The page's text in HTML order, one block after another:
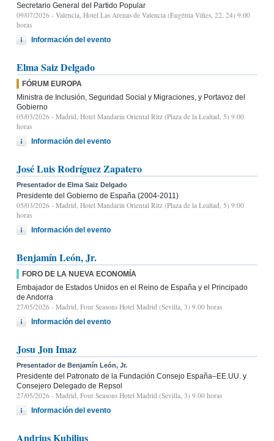
Secretario General del Partido Popular
09/07/2026 - Valencia, Hotel Las Arenas de Valencia (Eugènia Viñes, 22, 24) 9.00
horas
Información del evento
Elma Saiz Delgado
FÓRUM EUROPA
Ministra de Inclusión, Seguridad Social y Migraciones, y Portavoz del
Gobierno
05/03/2026 - Madrid, Hotel Mandarin Oriental Ritz (Plaza de la Lealtad, 5) 9:00
horas
Información del evento
José Luis Rodríguez Zapatero
Presentador de Elma Saiz Delgado
Presidente del Gobierno de España (2004-2011)
05/03/2026 - Madrid, Hotel Mandarin Oriental Ritz (Plaza de la Lealtad, 5) 9:00
horas
Información del evento
Benjamín León, Jr.
FORO DE LA NUEVA ECONOMÍA
Embajador de Estados Unidos en el Reino de España y el Principado
de Andorra
27/05/2026 - Madrid, Four Seasons Hotel Madrid (Sevilla, 3) 9.00 horas
Información del evento
Josu Jon Imaz
Presentador de Benjamín León, Jr.
Presidente del Patronato de la Fundación Consejo España–EE.UU. y
Consejero Delegado de Repsol
27/05/2026 - Madrid, Four Seasons Hotel Madrid (Sevilla, 3) 9.00 horas
Información del evento
Andrius Kubilius